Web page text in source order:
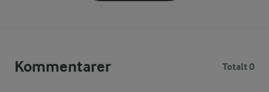
Kommentarer Totalt 0